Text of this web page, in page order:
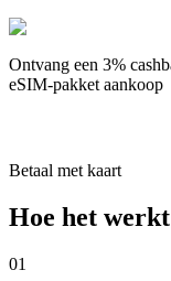
Ontvang een 3%
eSIM-pakket aankoop
Betaal met kaart
Hoe het werkt
01